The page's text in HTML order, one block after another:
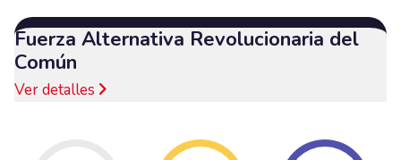
Fuerza Alternativa Revolucionaria del
Común
Ver detalles